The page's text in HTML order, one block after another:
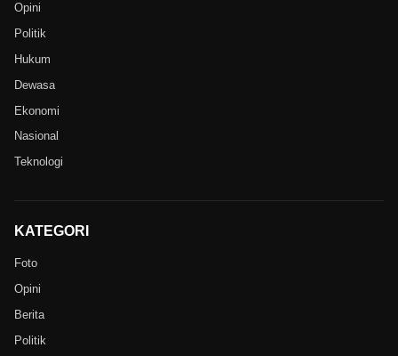
Opini
Politik
Hukum
Dewasa
Ekonomi
Nasional
Teknologi
KATEGORI
Foto
Opini
Berita
Politik